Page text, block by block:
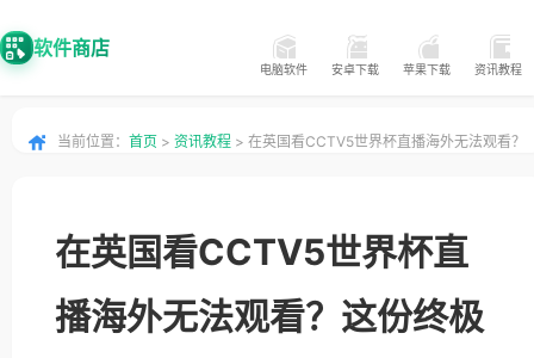
软件商店
电脑软件 安卓下载 苹果下载 资讯教程
当前位置： 首页 > 资讯教程 > 在英国看CCTV5世界杯直播海外无法观看？
在英国看CCTV5世界杯直
播海外无法观看？这份终极